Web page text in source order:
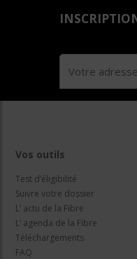
Vos outils
Test d’éligibilité
Suivre votre dossier
L’ actu de la Fibre
L’ agenda de la Fibre
Téléchargements
FAQ